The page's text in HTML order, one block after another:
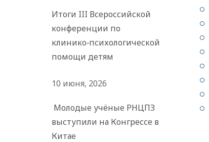
Итоги III Всероссийской
конференции по
клинико‑психологической
помощи детям
10 июня, 2026
Молодые учёные РНЦПЗ
выступили на Конгрессе в
Китае